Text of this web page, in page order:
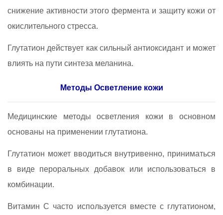
снижение активности этого фермента и защиту кожи от
окислительного стресса.
Глутатион действует как сильный антиоксидант и может
влиять на пути синтеза меланина.
Методы Осветление кожи
Медицинские методы осветления кожи в основном
основаны на применении глутатиона.
Глутатион может вводиться внутривенно, приниматься
в виде пероральных добавок или использоваться в
комбинации.
Витамин C часто используется вместе с глутатионом,